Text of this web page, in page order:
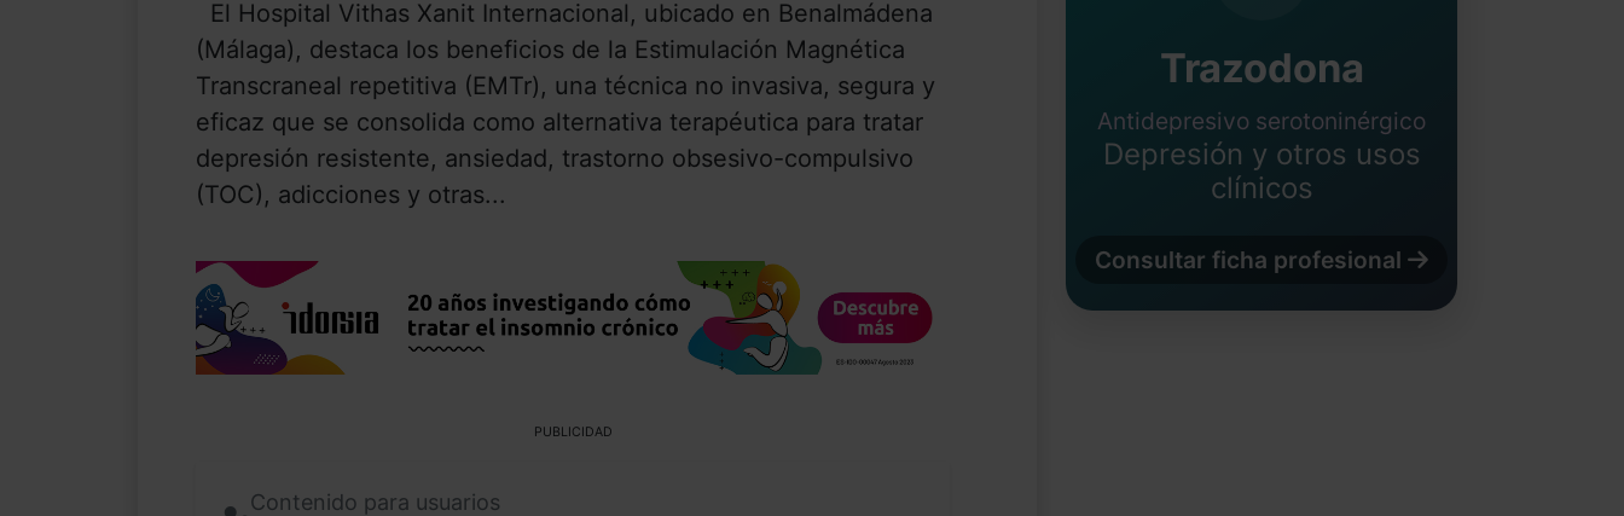
El Hospital Vithas Xanit Internacional, ubicado en Benalmádena
(Málaga), destaca los beneficios de la Estimulación Magnética
Transcraneal repetitiva (EMTr), una técnica no invasiva, segura y
eficaz que se consolida como alternativa terapéutica para tratar
depresión resistente, ansiedad, trastorno obsesivo-compulsivo
(TOC), adicciones y otras...
PUBLICIDAD
Contenido para usuarios
Trazodona
Antidepresivo serotoninérgico
Depresión y otros usos
clínicos
Consultar ficha profesional